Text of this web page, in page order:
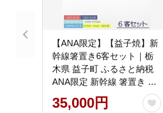
【ANA限定】【益子焼】新
幹線箸置き6客セット｜栃
木県 益子町 ふるさと納税
ANA限定 新幹線 箸置き セ
ット 陶器（AS009）
35,000円